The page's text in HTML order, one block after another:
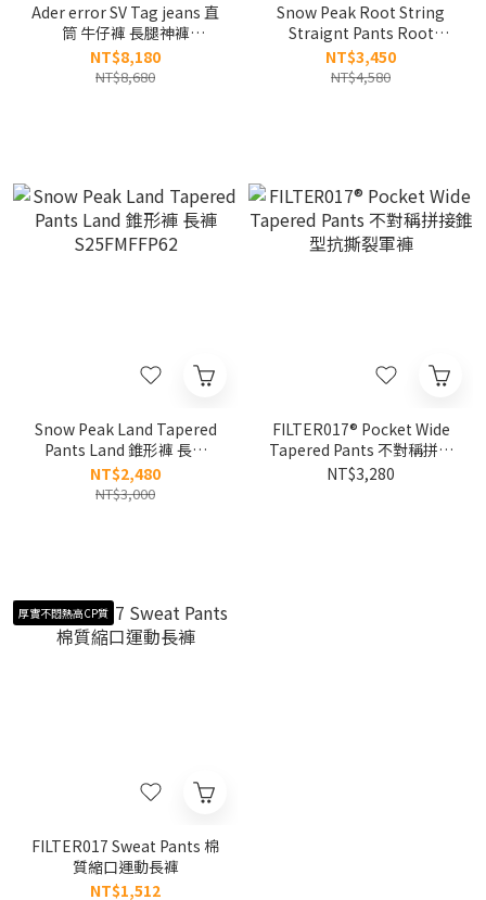
Ader error SV Tag jeans 直
筒 牛仔褲 長腿神褲
BO42FYJE0101
NT$8,180
NT$8,680
Snow Peak Root String
Straignt Pants Root
String 直筒褲 長褲
S25MURPT64
NT$3,450
NT$4,580
Snow Peak Land Tapered
Pants Land 錐形褲 長褲
S25FMFFP62
NT$2,480
NT$3,000
FILTER017® Pocket Wide
Tapered Pants 不對稱拼接
錐型抗撕裂軍褲
NT$3,280
厚實不悶熱高CP質
FILTER017 Sweat Pants 棉
質縮口運動長褲
NT$1,512